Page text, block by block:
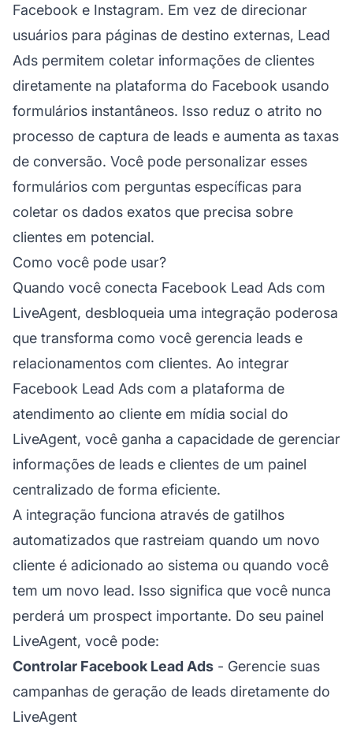
Facebook e Instagram. Em vez de direcionar
usuários para páginas de destino externas, Lead
Ads permitem coletar informações de clientes
diretamente na plataforma do Facebook usando
formulários instantâneos. Isso reduz o atrito no
processo de captura de leads e aumenta as taxas
de conversão. Você pode personalizar esses
formulários com perguntas específicas para
coletar os dados exatos que precisa sobre
clientes em potencial.
Como você pode usar?
Quando você conecta Facebook Lead Ads com
LiveAgent, desbloqueia uma integração poderosa
que transforma como você gerencia leads e
relacionamentos com clientes. Ao integrar
Facebook Lead Ads com a plataforma de
atendimento ao cliente em mídia social do
LiveAgent, você ganha a capacidade de gerenciar
informações de leads e clientes de um painel
centralizado de forma eficiente.
A integração funciona através de gatilhos
automatizados que rastreiam quando um novo
cliente é adicionado ao sistema ou quando você
tem um novo lead. Isso significa que você nunca
perderá um prospect importante. Do seu painel
LiveAgent, você pode:
Controlar Facebook Lead Ads - Gerencie suas
campanhas de geração de leads diretamente do
LiveAgent